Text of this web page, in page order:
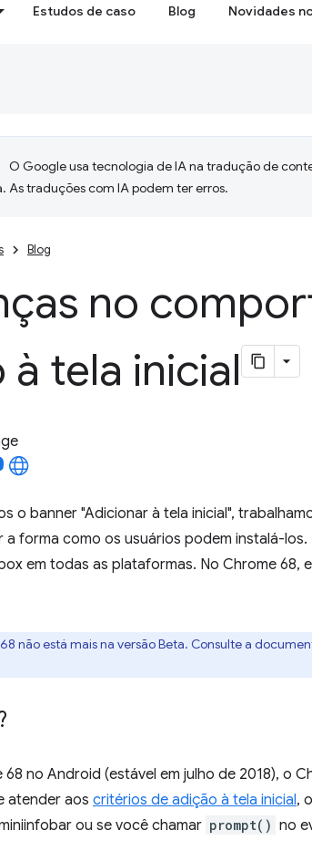
Estudos de caso Blog Novidades
O Google usa tecnologia de IA na tradução de
As traduções com IA podem ter erros.
Blog
no
à tela inicial
o banner "Adicionar à tela inicial",
a forma como os usuários podem instalá-
em todas as plataformas. No Chrome 68,
não está mais na versão Beta. Consulte a
no Android (estável em julho de 2018), o
atender aos critérios de adição à tela inicial,
ou se você chamar prompt() no